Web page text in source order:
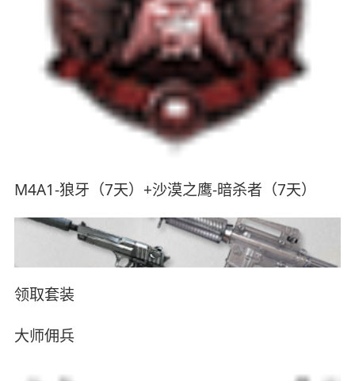
M4A1-狼牙（7天）+沙漠之鹰-暗杀者（7天）
领取套装
大师佣兵